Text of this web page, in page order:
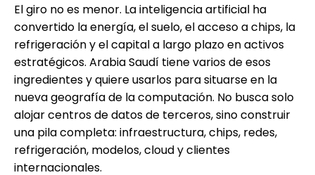
El giro no es menor. La inteligencia artificial ha
convertido la energía, el suelo, el acceso a chips, la
refrigeración y el capital a largo plazo en activos
estratégicos. Arabia Saudí tiene varios de esos
ingredientes y quiere usarlos para situarse en la
nueva geografía de la computación. No busca solo
alojar centros de datos de terceros, sino construir
una pila completa: infraestructura, chips, redes,
refrigeración, modelos, cloud y clientes
internacionales.